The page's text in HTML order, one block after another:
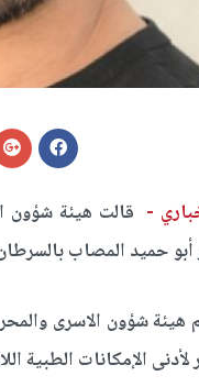
- قالت هيئة شؤون
أبو حميد المصاب
شؤون الاسرى
الإمكانات الطبية